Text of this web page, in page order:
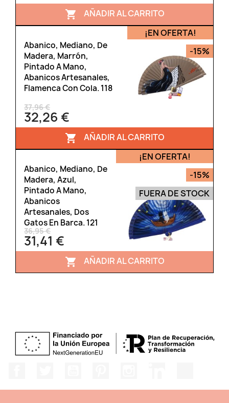
 AÑADIR AL CARRITO
Abanico, Mediano, De
Madera, Marrón,
Pintado A Mano,
Abanicos Artesanales,
Flamenca Con Cola. 118
37,96 €
32,26 €
¡EN OFERTA!
-15%
 AÑADIR AL CARRITO
Abanico, Mediano, De
Madera, Azul,
Pintado A Mano,
Abanicos
Artesanales, Dos
Gatos En Barca. 121
36,95 €
31,41 €
¡EN OFERTA!
-15%
FUERA DE STOCK
 AÑADIR AL CARRITO